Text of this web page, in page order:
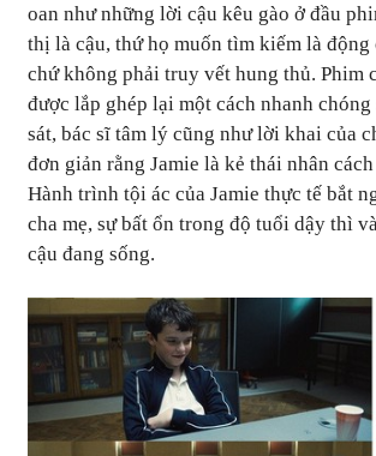
oan như những lời cậu kêu gào ở đầu
thị là cậu, thứ họ muốn tìm kiếm là
chứ không phải truy vết hung thủ. Phim
được lắp ghép lại một cách nhanh
sát, bác sĩ tâm lý cũng như lời khai của
đơn giản rằng Jamie là kẻ thái nhân
Hành trình tội ác của Jamie thực tế bắt
cha mẹ, sự bất ổn trong độ tuổi dậy thì
cậu đang sống.